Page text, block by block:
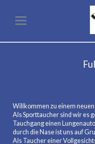
Willkommen zu einem
Als Sporttaucher sind wir es
Tauchgang einen
durch die Nase ist uns auf
Als Taucher einer